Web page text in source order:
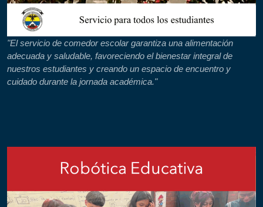
"El servicio de comedor escolar garantiza una alimentación
adecuada y saludable, favoreciendo el bienestar integral de
nuestros estudiantes y creando un espacio de encuentro y
cuidado durante la jornada académica."